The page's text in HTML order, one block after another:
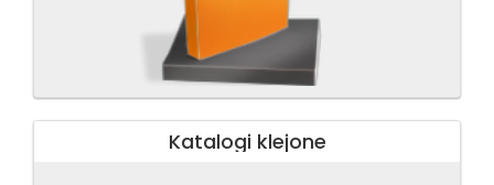
Katalogi klejone